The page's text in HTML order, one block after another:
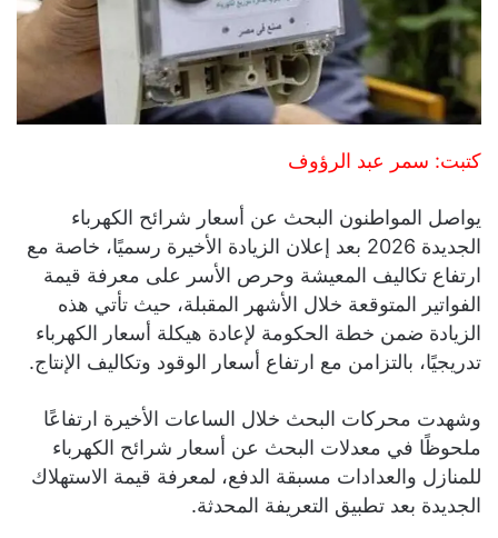
كتبت: سمر عبد الرؤوف
يواصل المواطنون البحث عن أسعار شرائح الكهرباء
الجديدة 2026 بعد إعلان الزيادة الأخيرة رسميًا، خاصة مع
ارتفاع تكاليف المعيشة وحرص الأسر على معرفة قيمة
الفواتير المتوقعة خلال الأشهر المقبلة، حيث تأتي هذه
الزيادة ضمن خطة الحكومة لإعادة هيكلة أسعار الكهرباء
تدريجيًا، بالتزامن مع ارتفاع أسعار الوقود وتكاليف الإنتاج.
وشهدت محركات البحث خلال الساعات الأخيرة ارتفاعًا
ملحوظًا في معدلات البحث عن أسعار شرائح الكهرباء
للمنازل والعدادات مسبقة الدفع، لمعرفة قيمة الاستهلاك
الجديدة بعد تطبيق التعريفة المحدثة.